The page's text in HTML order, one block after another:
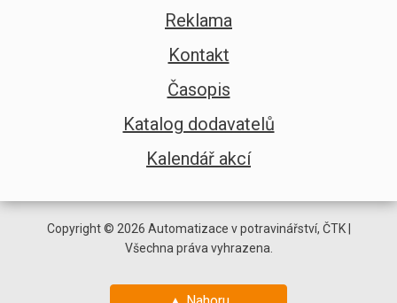
Reklama
Kontakt
Časopis
Katalog dodavatelů
Kalendář akcí
Copyright © 2026 Automatizace v potravinářství, ČTK |
Všechna práva vyhrazena.